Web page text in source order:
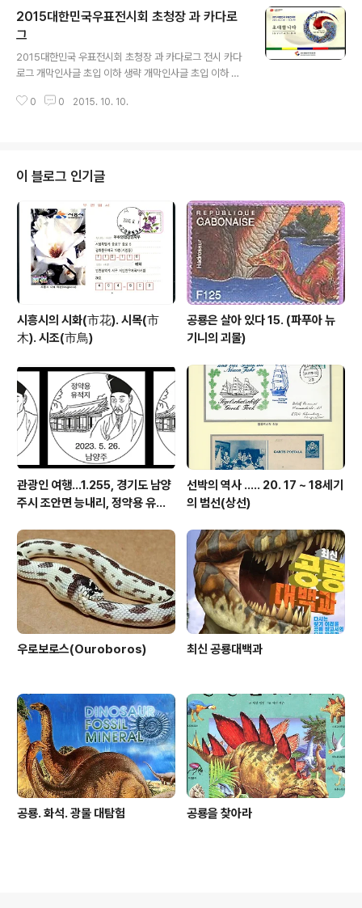
2015대한민국우표전시회 초청장 과 카다로
그
2015대한민국 우표전시회 초청장 과 카다로그 전시 카다
로그 개막인사글 초입 이하 생략 개막인사글 초입 이하 생
요~~ 감사합니다.
0 0 2015. 10. 10.
이 블로그 인기글
시흥시의 시화(市花). 시목(市
木). 시조(市鳥)
공룡은 살아 있다 15. (파푸아 뉴
기니의 괴물)
관광인 여행...1.255, 경기도 남양
주시 조안면 능내리, 정약용 유적
선박의 역사 ..... 20. 17 ~ 18세기
의 범선(상선)
우로보로스(Ouroboros) 최신 공룡대백과
공룡. 화석. 광물 대탐험 공룡을 찾아라